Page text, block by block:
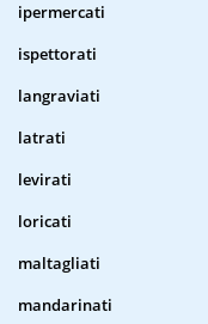
ipermercati
ispettorati
langraviati
latrati
levirati
loricati
maltagliati
mandarinati